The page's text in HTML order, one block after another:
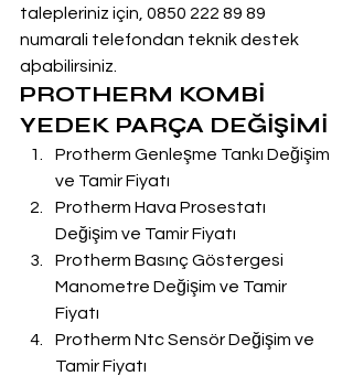
talepleriniz için, 0850 222 89 89
numarali telefondan teknik destek
aþabilirsiniz.
PROTHERM KOMBİ
YEDEK PARÇA DEĞİŞİMİ
Protherm Genleşme Tankı Değişim
ve Tamir Fiyatı
Protherm Hava Prosestatı
Değişim ve Tamir Fiyatı
Protherm Basınç Göstergesi
Manometre Değişim ve Tamir
Fiyatı
Protherm Ntc Sensör Değişim ve
Tamir Fiyatı